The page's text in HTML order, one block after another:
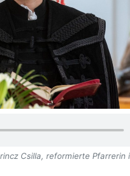
Csilla, reformierte Pfarrerin